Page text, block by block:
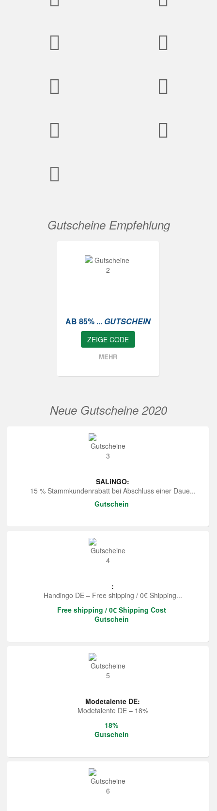
Gutscheine Empfehlung
AB 85% ... GUTSCHEIN
ZEIGE CODE
MEHR
Neue Gutscheine 2020
SALiNGO:
15 % Stammkundenrabatt bei Abschluss einer Daue...
Gutschein
:
Handingo DE – Free shipping / 0€ Shipping...
Free shipping / 0€ Shipping Cost
Gutschein
Modetalente DE:
Modetalente DE – 18%
18%
Gutschein